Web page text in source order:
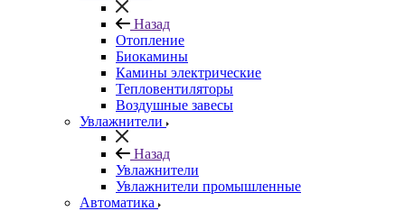
Назад
Отопление
Биокамины
Камины электрические
Тепловентиляторы
Воздушные завесы
Увлажнители
Назад
Увлажнители
Увлажнители промышленные
Автоматика